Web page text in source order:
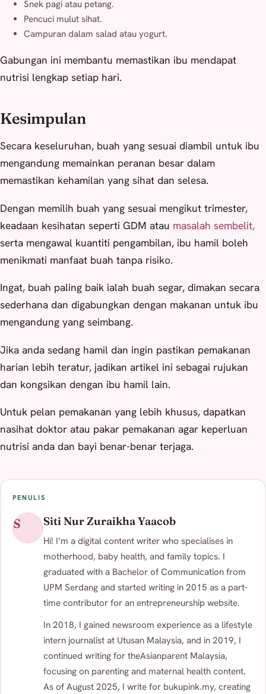
Snek pagi atau petang.
Pencuci mulut sihat.
Campuran dalam salad atau yogurt.
Gabungan ini membantu memastikan ibu mendapat
nutrisi lengkap setiap hari.
Kesimpulan
Secara keseluruhan, buah yang sesuai diambil untuk ibu
mengandung memainkan peranan besar dalam
memastikan kehamilan yang sihat dan selesa.
Dengan memilih buah yang sesuai mengikut trimester,
keadaan kesihatan seperti GDM atau masalah sembelit,
serta mengawal kuantiti pengambilan, ibu hamil boleh
menikmati manfaat buah tanpa risiko.
Ingat, buah paling baik ialah buah segar, dimakan secara
sederhana dan digabungkan dengan makanan untuk ibu
mengandung yang seimbang.
Jika anda sedang hamil dan ingin pastikan pemakanan
harian lebih teratur, jadikan artikel ini sebagai rujukan
dan kongsikan dengan ibu hamil lain.
Untuk pelan pemakanan yang lebih khusus, dapatkan
nasihat doktor atau pakar pemakanan agar keperluan
nutrisi anda dan bayi benar-benar terjaga.
PENULIS
S Siti Nur Zuraikha Yaacob
Hi! I’m a digital content writer who specialises in
motherhood, baby health, and family topics. I
graduated with a Bachelor of Communication from
UPM Serdang and started writing in 2015 as a part-
time contributor for an entrepreneurship website.
In 2018, I gained newsroom experience as a lifestyle
intern journalist at Utusan Malaysia, and in 2019, I
continued writing for theAsianparent Malaysia,
focusing on parenting and maternal health content.
As of August 2025, I write for bukupink.my, creating